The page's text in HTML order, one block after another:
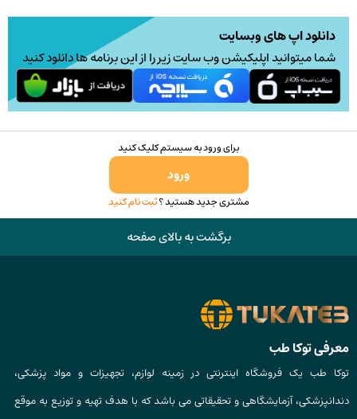
دانلود اپ های وبسایت
شما میتوانید اپلیکیشن وب سایت زیر را از این برنامه ها دانلود کنید
برای ورود به سیستم کلیک کنید
ورود
مشتری جدید هستید ؟ثبت نام کنید
برگشت به بالای صفحه
معرفی توکا طب
توکا طب یک فروشگاه اینترنتی در زمینه لوازم، تجهیزات و مواد پزشکی،
دندانپزشکی، آزمایشگاهی و تحقیقاتی می باشد که با هدف تهیه و توزیع به موقع